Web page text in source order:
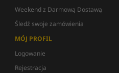
Weekend z Darmową Dostawą
Śledź swoje zamówienia
MÓJ PROFIL
Logowanie
Rejestracja